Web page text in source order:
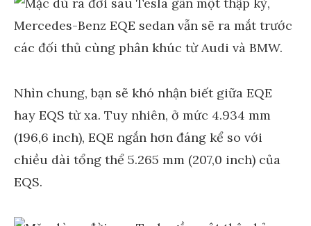
Nhìn chung, bạn sẽ khó nhận biết giữa EQE
hay EQS từ xa. Tuy nhiên, ở mức 4.934 mm
(196,6 inch), EQE ngắn hơn đáng kể so với
chiều dài tổng thể 5.265 mm (207,0 inch) của
EQS.